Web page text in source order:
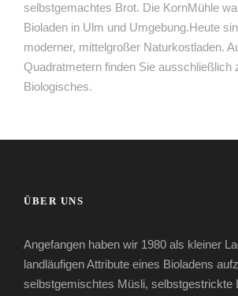
selbstgemachtes Brot. Die KornMühle
Bioladen in Ulm und Umgebung.Heute
moderner, mittelgroßer Naturkostladen.
Quadratmetern finden Sie ausschließlich
Biologisches.
ÜBER UNS
Angefangen haben wir 1980 als kleiner
landläufigen Attribute eines Bioladens
selbstgemischtes Müsli, selbstgestrickte